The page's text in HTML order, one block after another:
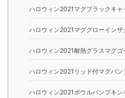
ハロウィン2021マグブラックキ
ハロウィン2021マググローイン
ハロウィン2021耐熱グラスマグ
ハロウィン2021リッド付マグパ
ハロウィン2021ボウルパンプキン